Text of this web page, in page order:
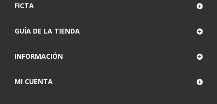
FICTA
GUÍA DE LA TIENDA
INFORMACIÓN
MI CUENTA